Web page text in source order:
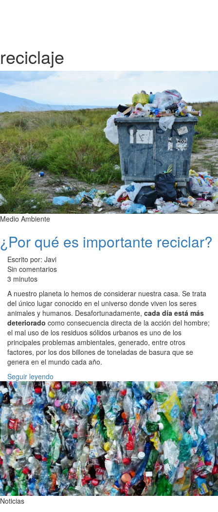
reciclaje
Medio Ambiente
¿Por qué es importante reciclar?
Escrito por: Javi
Sin comentarios
3 minutos
A nuestro planeta lo hemos de considerar nuestra casa. Se trata
del único lugar conocido en el universo donde viven los seres
animales y humanos. Desafortunadamente, cada día está más
deteriorado como consecuencia directa de la acción del hombre;
el mal uso de los residuos sólidos urbanos es uno de los
principales problemas ambientales, generado, entre otros
factores, por los dos billones de toneladas de basura que se
genera en el mundo cada año.
Seguir leyendo
Noticias